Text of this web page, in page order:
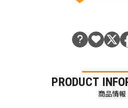
PRODUCT
商品情報